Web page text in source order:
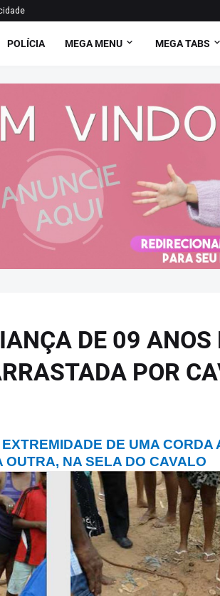
POLÍCIA MEGA MENU MEGA TABS
DE 09 ANOS
POR
DE UMA CORDA
OUTRA, NA SELA DO CAVALO